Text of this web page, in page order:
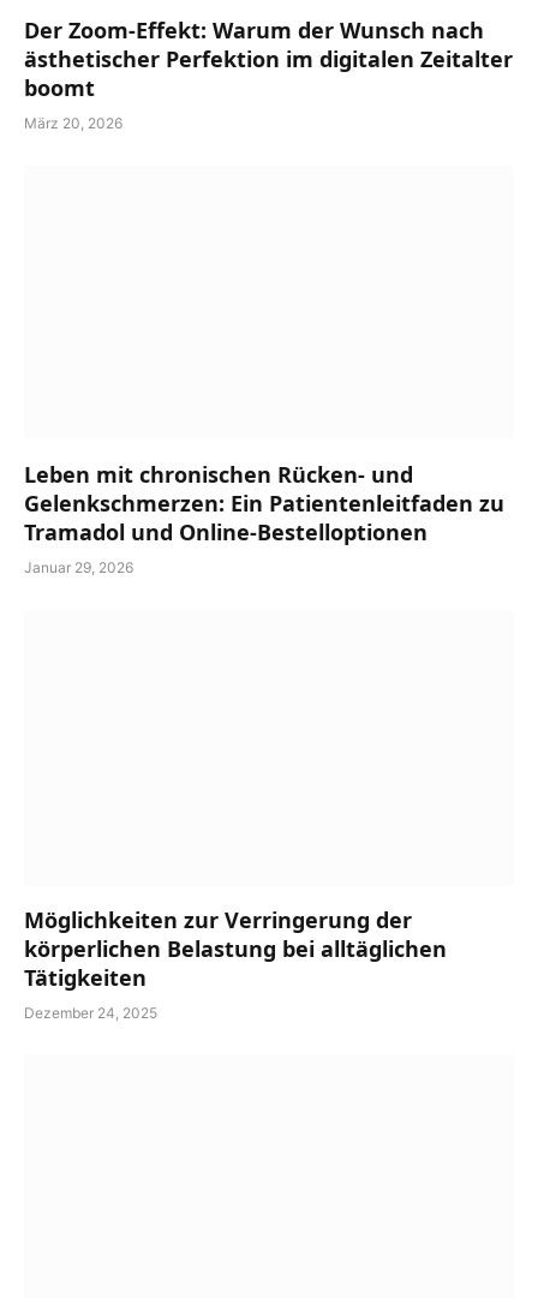
Der Zoom-Effekt: Warum der Wunsch nach
ästhetischer Perfektion im digitalen Zeitalter
boomt
März 20, 2026
Leben mit chronischen Rücken- und
Gelenkschmerzen: Ein Patientenleitfaden zu
Tramadol und Online-Bestelloptionen
Januar 29, 2026
Möglichkeiten zur Verringerung der
körperlichen Belastung bei alltäglichen
Tätigkeiten
Dezember 24, 2025